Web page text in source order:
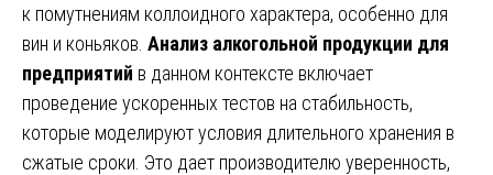
к помутнениям коллоидного характера, особенно для
вин и коньяков. Анализ алкогольной продукции для
предприятий в данном контексте включает
проведение ускоренных тестов на стабильность,
которые моделируют условия длительного хранения в
сжатые сроки. Это дает производителю уверенность,